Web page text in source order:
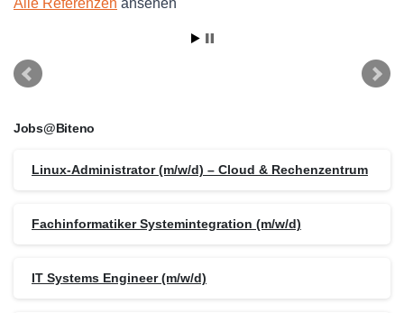
Alle Referenzen ansehen
Jobs@Biteno
Linux-Administrator (m/w/d) – Cloud & Rechenzentrum
Fachinformatiker Systemintegration (m/w/d)
IT Systems Engineer (m/w/d)